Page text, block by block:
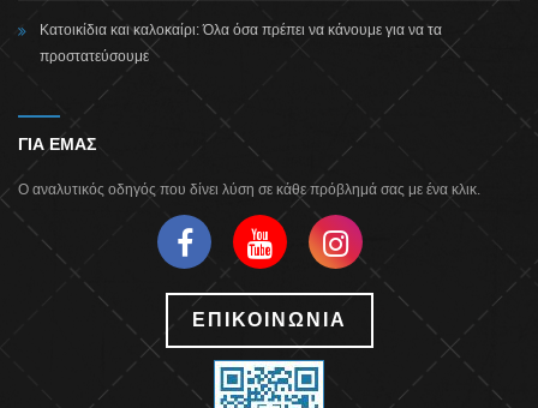
Κατοικίδια και καλοκαίρι: Όλα όσα πρέπει να κάνουμε για να τα
προστατεύσουμε
ΓΙΑ ΕΜΑΣ
Ο αναλυτικός οδηγός που δίνει λύση σε κάθε πρόβλημά σας με ένα κλικ.
ΕΠΙΚΟΙΝΩΝΙΑ